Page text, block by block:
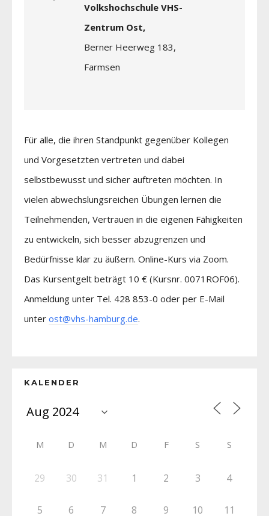
Volkshochschule VHS-
Zentrum Ost,
Berner Heerweg 183,
Farmsen
Für alle, die ihren Standpunkt gegenüber Kollegen
und Vorgesetzten vertreten und dabei
selbstbewusst und sicher auftreten möchten. In
vielen abwechslungsreichen Übungen lernen die
Teilnehmenden, Vertrauen in die eigenen Fähigkeiten
zu entwickeln, sich besser abzugrenzen und
Bedürfnisse klar zu äußern. Online-Kurs via Zoom.
Das Kursentgelt beträgt 10 € (Kursnr. 0071ROF06).
Anmeldung unter Tel. 428 853-0 oder per E-Mail
unter ost@vhs-hamburg.de.
KALENDER
M D M D F S S
29 30 31 1 2 3 4
5 6 7 8 9 10 11